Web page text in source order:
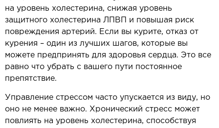
на уровень холестерина, снижая уровень
защитного холестерина ЛПВП и повышая риск
повреждения артерий. Если вы курите, отказ от
курения – один из лучших шагов, которые вы
можете предпринять для здоровья сердца. Это все
равно что убрать с вашего пути постоянное
препятствие.
Управление стрессом часто упускается из виду, но
оно не менее важно. Хронический стресс может
повлиять на уровень холестерина, способствуя